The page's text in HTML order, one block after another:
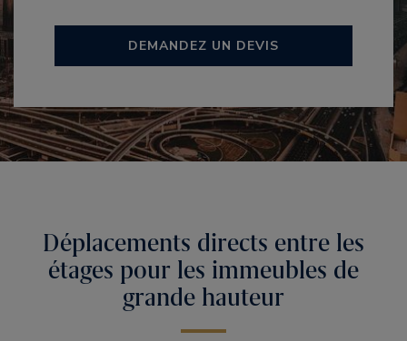
DEMANDEZ UN DEVIS
Déplacements directs entre les
étages pour les immeubles de
grande hauteur